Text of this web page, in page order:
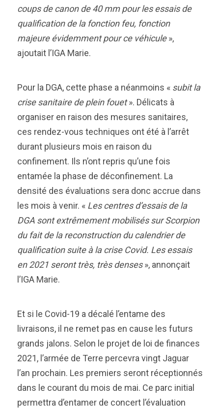
coups de canon de 40 mm pour les essais de
qualification de la fonction feu, fonction
majeure évidemment pour ce véhicule»,
ajoutait l’IGA Marie.
Pour la DGA, cette phase a néanmoins « subit la
crise sanitaire de plein fouet». Délicats à
organiser en raison des mesures sanitaires,
ces rendez-vous techniques ont été à l’arrêt
durant plusieurs mois en raison du
confinement. Ils n’ont repris qu’une fois
entamée la phase de déconfinement. La
densité des évaluations sera donc accrue dans
les mois à venir. « Les centres d’essais de la
DGA sont extrêmement mobilisés sur Scorpion
du fait de la reconstruction du calendrier de
qualification suite à la crise Covid. Les essais
en 2021 seront très, très denses», annonçait
l’IGA Marie.
Et si le Covid-19 a décalé l’entame des
livraisons, il ne remet pas en cause les futurs
grands jalons. Selon le projet de loi de finances
2021, l’armée de Terre percevra vingt Jaguar
l’an prochain. Les premiers seront réceptionnés
dans le courant du mois de mai. Ce parc initial
permettra d’entamer de concert l’évaluation